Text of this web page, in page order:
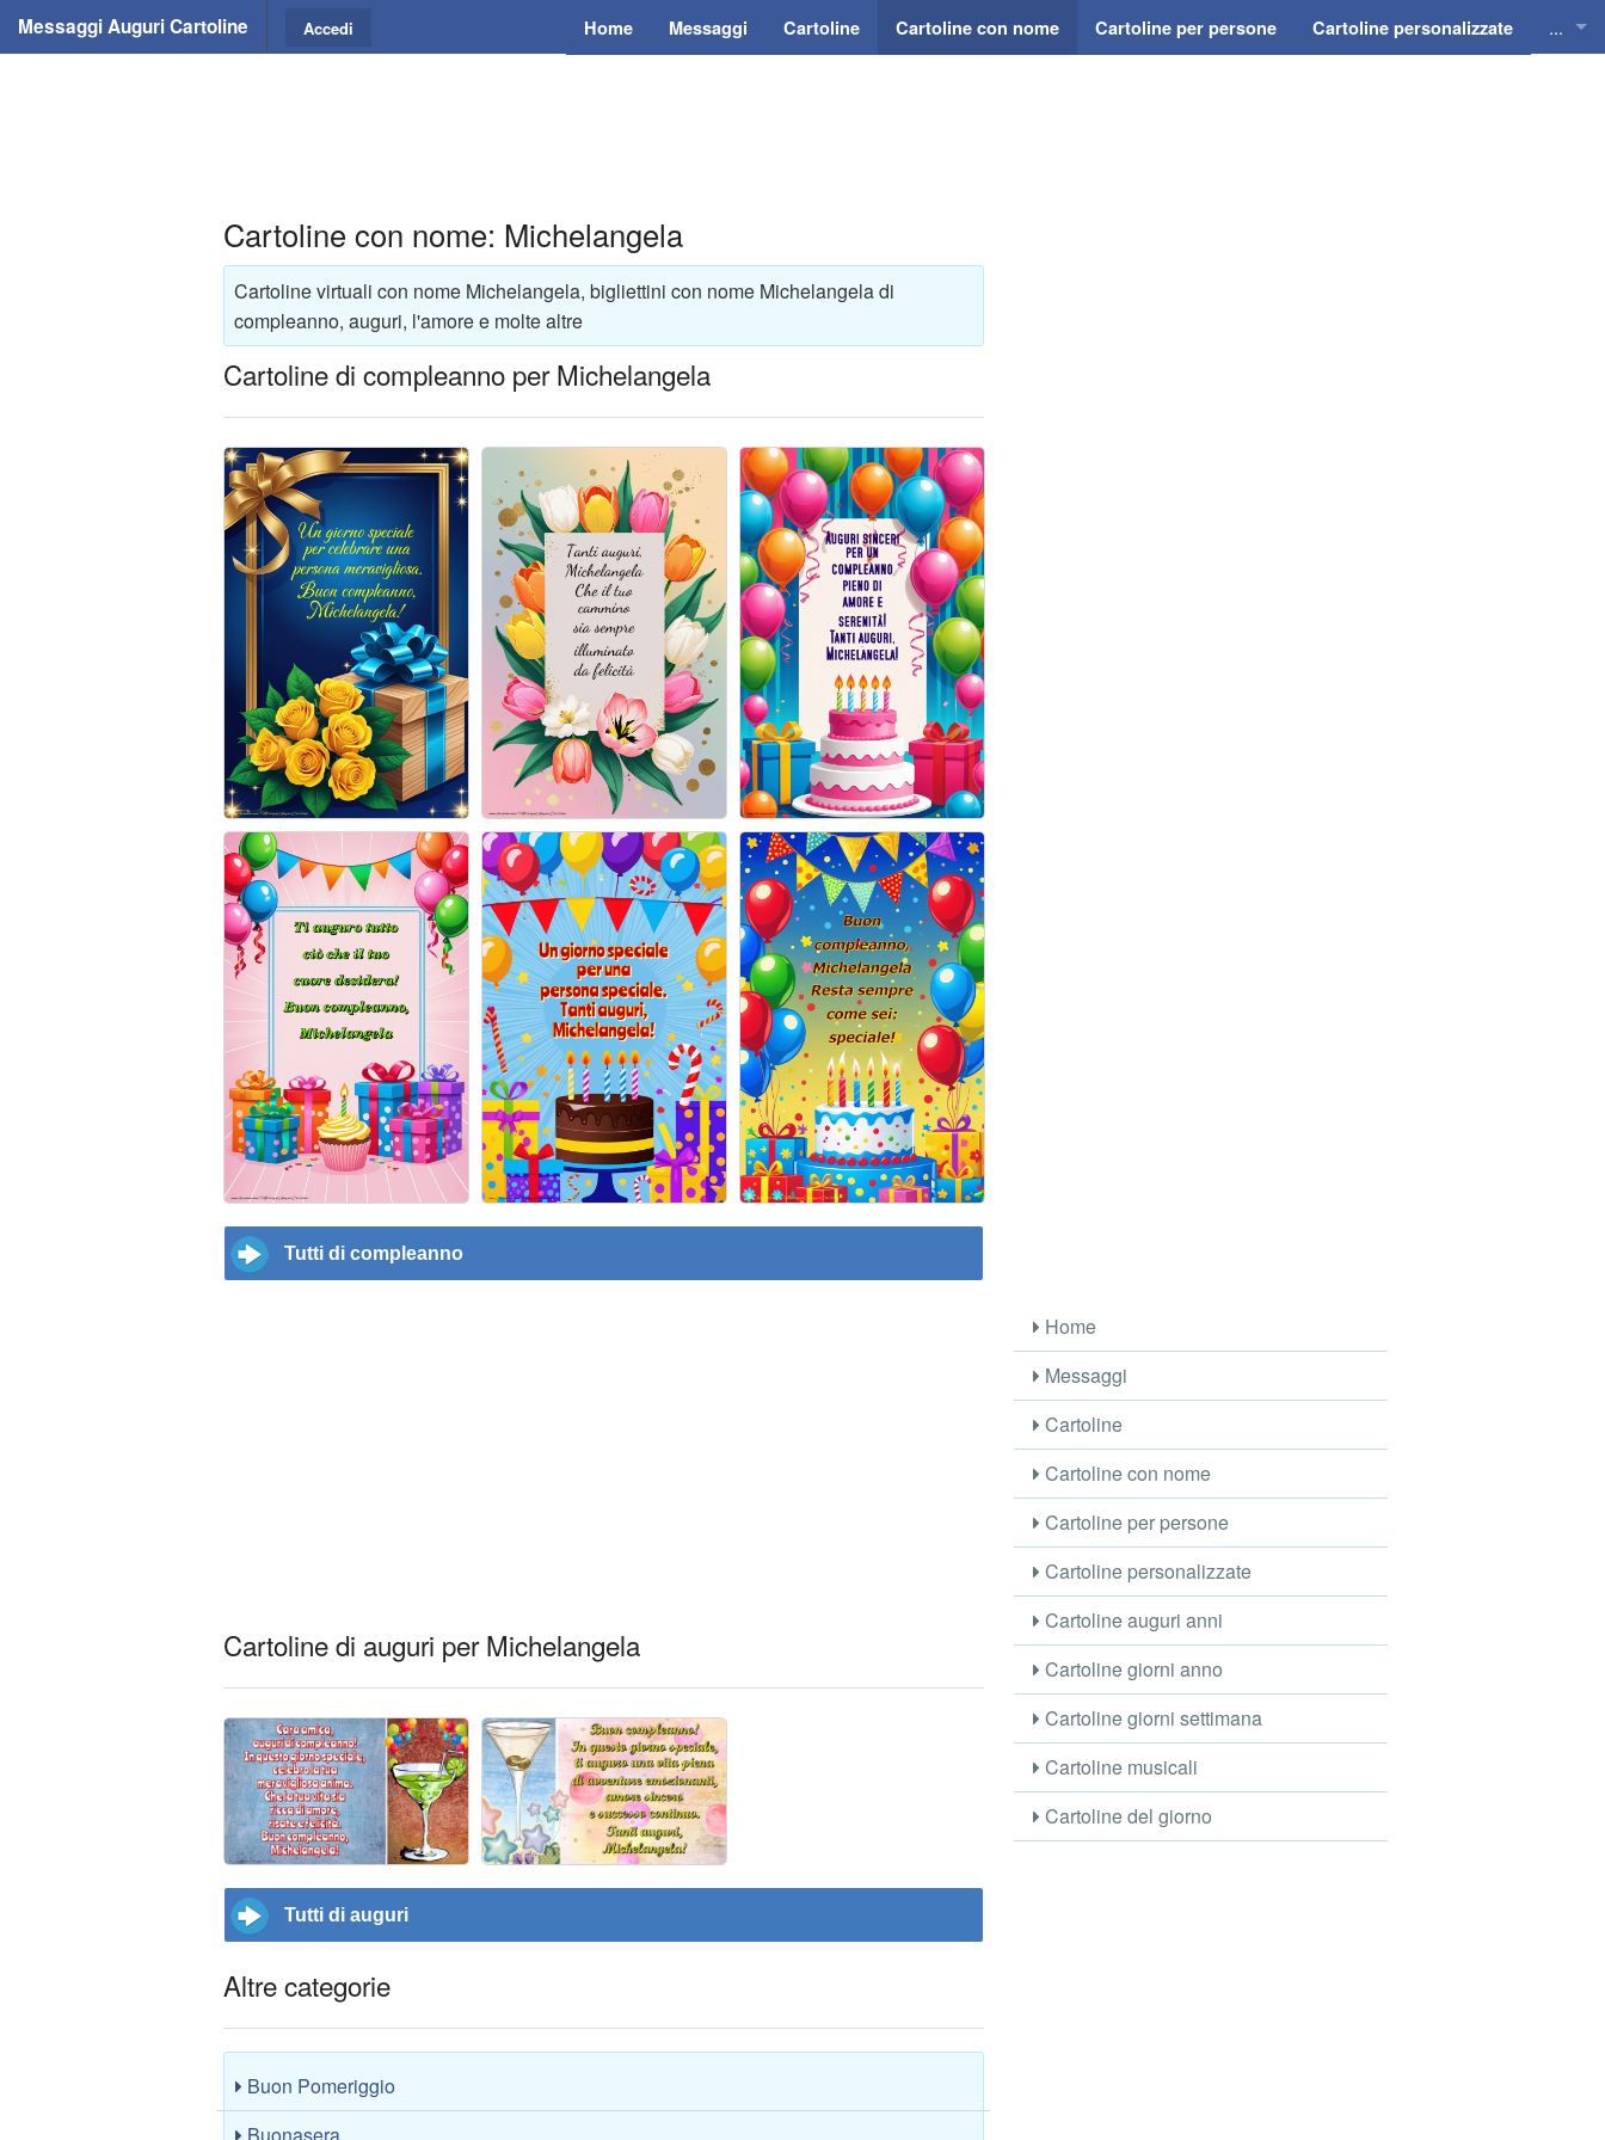
Messaggi Auguri Cartoline Home Messaggi Cartoline Cartoline con nome Cartoline per persone Cartoline personalizzate ...
Accedi
Cartoline con nome: Michelangela
Cartoline virtuali con nome Michelangela, bigliettini con nome Michelangela di
compleanno, auguri, l'amore e molte altre
Cartoline di compleanno per Michelangela
Tutti di compleanno
Cartoline di auguri per Michelangela
Tutti di auguri
Altre categorie
Buon Pomeriggio
Buonasera
Home
Messaggi
Cartoline
Cartoline con nome
Cartoline per persone
Cartoline personalizzate
Cartoline auguri anni
Cartoline giorni anno
Cartoline giorni settimana
Cartoline musicali
Cartoline del giorno